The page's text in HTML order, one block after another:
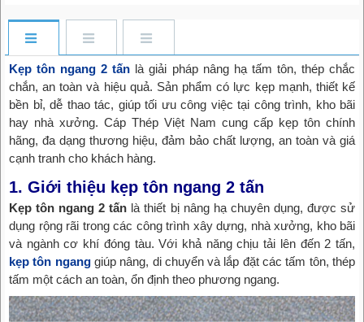
Kẹp tôn ngang 2 tấn là giải pháp nâng hạ tấm tôn, thép chắc
chắn, an toàn và hiệu quả. Sản phẩm có lực kẹp mạnh, thiết kế
bền bỉ, dễ thao tác, giúp tối ưu công việc tại công trình, kho bãi
hay nhà xưởng. Cáp Thép Việt Nam cung cấp kẹp tôn chính
hãng, đa dạng thương hiệu, đảm bảo chất lượng, an toàn và giá
cạnh tranh cho khách hàng.
1. Giới thiệu kẹp tôn ngang 2 tấn
Kẹp tôn ngang 2 tấn là thiết bị nâng hạ chuyên dụng, được sử
dụng rộng rãi trong các công trình xây dựng, nhà xưởng, kho bãi
và ngành cơ khí đóng tàu. Với khả năng chịu tải lên đến 2 tấn,
kẹp tôn nganggiúp nâng, di chuyển và lắp đặt các tấm tôn, thép
tấm một cách an toàn, ổn định theo phương ngang.